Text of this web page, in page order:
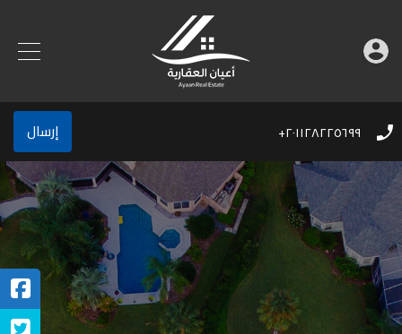
٢٠١١٢٨٢٢٥٦٩٩+ إرسال